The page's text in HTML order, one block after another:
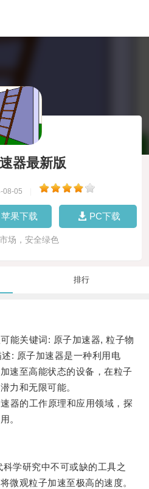
器最新版
08-05
苹果下载 PC下载
场，安全绿色
排行
关键词: 原子加速器, 粒子物
: 原子加速器是一种利用电
速至高能状态的设备，在粒子
力和无限可能。
的工作原理和应用领域，探
。
学研究中不可或缺的工具之
微观粒子加速至极高的速度。